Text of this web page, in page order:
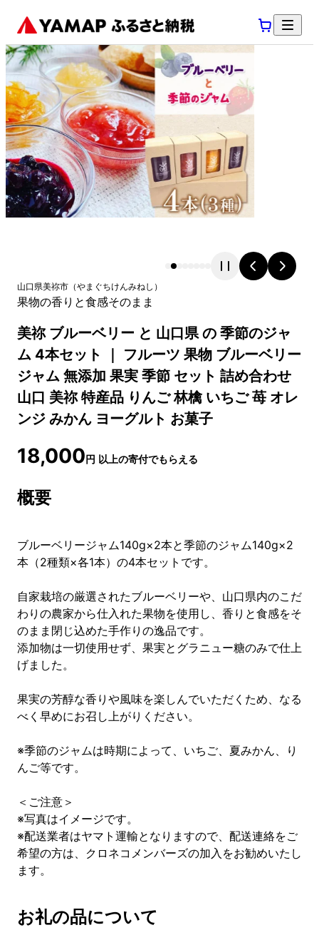
山口県美祢市 （やまぐちけんみねし ）
果物の香りと食感そのまま
美祢 ブルーベリー と 山口県 の 季節のジャ
ム 4本セット ｜ フルーツ 果物 ブルーベリー
ジャム 無添加 果実 季節 セット 詰め合わせ
山口 美祢 特産品 りんご 林檎 いちご 苺 オレ
ンジ みかん ヨーグルト お菓子
18,000円 以上の寄付でもらえる
概要
ブルーベリージャム140g×2本と季節のジャム140g×2
本（2種類×各1本）の4本セットです。
自家栽培の厳選されたブルーベリーや、山口県内のこだ
わりの農家から仕入れた果物を使用し、香りと食感をそ
のまま閉じ込めた手作りの逸品です。
添加物は一切使用せず、果実とグラニュー糖のみで仕上
げました。
果実の芳醇な香りや風味を楽しんでいただくため、なる
べく早めにお召し上がりください。
※季節のジャムは時期によって、いちご、夏みかん、り
んご等です。
＜ご注意＞
※写真はイメージです。
※配送業者はヤマト運輸となりますので、配送連絡をご
希望の方は、クロネコメンバーズの加入をお勧めいたし
ます。
お礼の品について